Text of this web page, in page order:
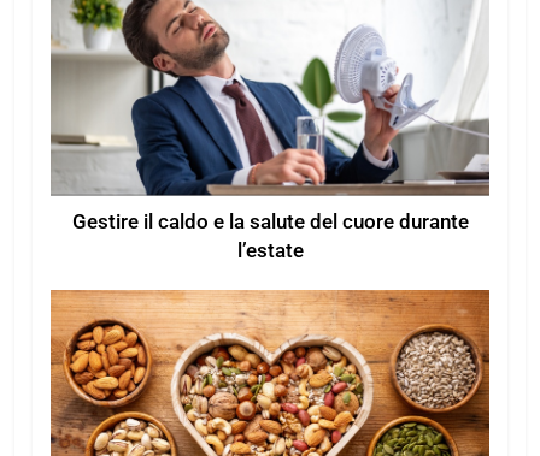
Gestire il caldo e la salute del cuore durante
l’estate